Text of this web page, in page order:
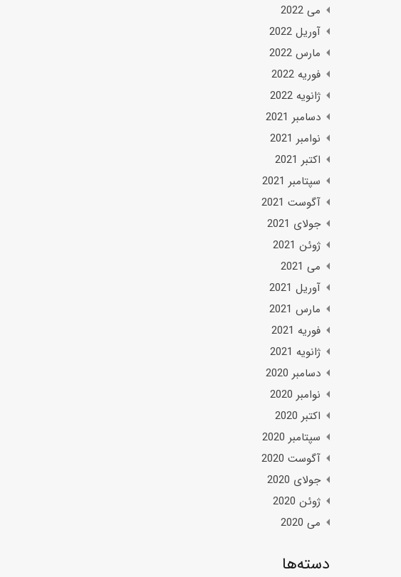
می 2022
آوریل 2022
مارس 2022
فوریه 2022
ژانویه 2022
دسامبر 2021
نوامبر 2021
اکتبر 2021
سپتامبر 2021
آگوست 2021
جولای 2021
ژوئن 2021
می 2021
آوریل 2021
مارس 2021
فوریه 2021
ژانویه 2021
دسامبر 2020
نوامبر 2020
اکتبر 2020
سپتامبر 2020
آگوست 2020
جولای 2020
ژوئن 2020
می 2020
دسته‌ها